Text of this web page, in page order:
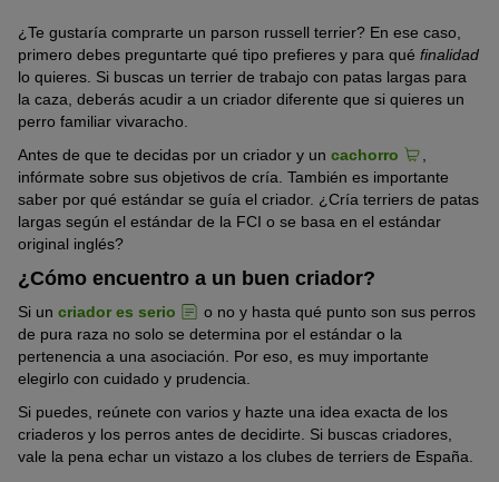
¿Te gustaría comprarte un parson russell terrier? En ese caso,
primero debes preguntarte qué tipo prefieres y para qué finalidad
lo quieres. Si buscas un terrier de trabajo con patas largas para
la caza, deberás acudir a un criador diferente que si quieres un
perro familiar vivaracho.
Antes de que te decidas por un criador y un cachorro
,
infórmate sobre sus objetivos de cría. También es importante
saber por qué estándar se guía el criador. ¿Cría terriers de patas
largas según el estándar de la FCI o se basa en el estándar
original inglés?
¿Cómo encuentro a un buen criador?
Si un criador es serio
o no y hasta qué punto son sus perros
de pura raza no solo se determina por el estándar o la
pertenencia a una asociación. Por eso, es muy importante
elegirlo con cuidado y prudencia.
Si puedes, reúnete con varios y hazte una idea exacta de los
criaderos y los perros antes de decidirte. Si buscas criadores,
vale la pena echar un vistazo a los clubes de terriers de España.